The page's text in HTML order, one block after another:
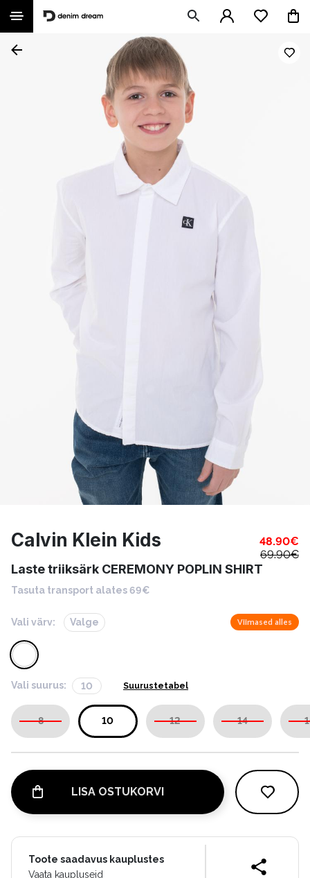
Calvin Klein Kids 48.90€
69.90€
Laste triiksärk CEREMONY POPLIN SHIRT
Tasuta transport alates 69€
Vali värv: Valge Viimased alles
Vali suurus: 10 Suurustetabel
8 10 12 14
LISA OSTUKORVI
Toote saadavus kauplustes
Vaata kaupluseid